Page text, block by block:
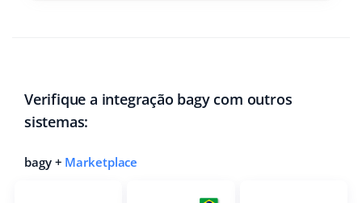
Verifique a integração bagy com outros
sistemas:
bagy + Marketplace